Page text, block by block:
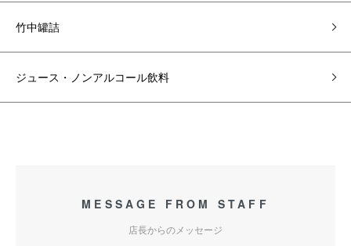
竹中罐詰
ジュース・ノンアルコール飲料
MESSAGE FROM STAFF
店長からのメッセージ